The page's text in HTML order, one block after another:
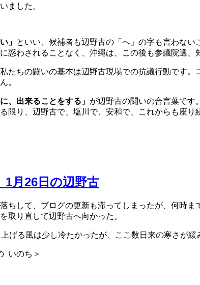
ました。
」 といい、候補者も辺野古の「へ」の字も言わない
惑わされることなく、 沖縄は、この後も参議院選、
ちの闘いの基本は辺野古現場での抗議行動です
。
、出来ることをする」 が辺野古の闘いの合言葉です
限り、辺野古で、塩川で、安和で、これからも座り
月26日の辺野古
ちして、ブログの更新も滞ってしまったが、何時
取り直して辺野古へ向かった。
げる風は少し冷たかったが、ここ数日来の寒さが緩
いのち＞